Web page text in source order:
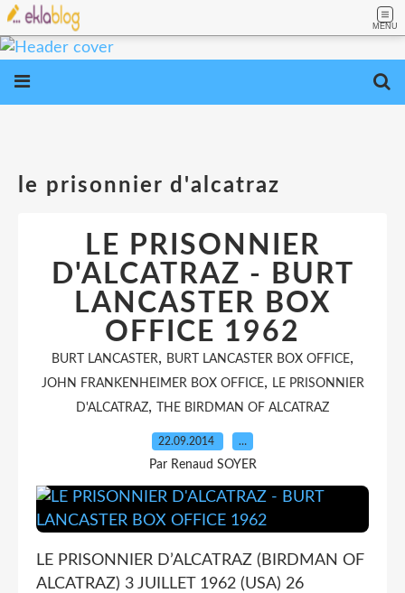
MENU
le prisonnier d'alcatraz
LE PRISONNIER
D'ALCATRAZ - BURT
LANCASTER BOX
OFFICE 1962
BURT LANCASTER, BURT LANCASTER BOX OFFICE,
JOHN FRANKENHEIMER BOX OFFICE, LE PRISONNIER
D'ALCATRAZ, THE BIRDMAN OF ALCATRAZ
22.09.2014 …
Par Renaud SOYER
LE PRISONNIER D’ALCATRAZ (BIRDMAN OF
ALCATRAZ) 3 JUILLET 1962 (USA) 26